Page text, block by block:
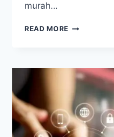
murah…
READ MORE CARA
MURAH
DAN
TERPERCAYA